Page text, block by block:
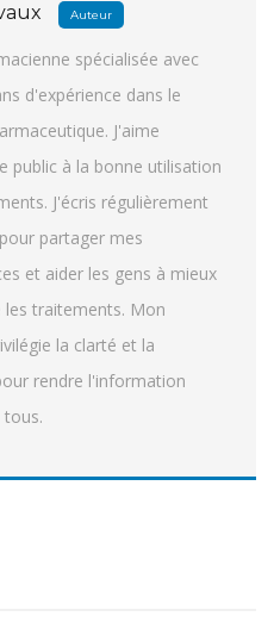
Auteur
spécialisée avec
d'expérience dans le
J'aime
public à la bonne utilisation
J'écris régulièrement
partager mes
et aider les gens à mieux
les traitements. Mon
la clarté et la
rendre l'information
tous.